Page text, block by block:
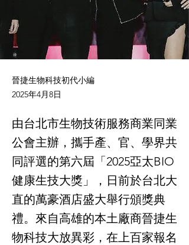
晉捷生物科技初代小編
2025年4月8日
由台北市生物技術服務商業同業
公會主辦，攜手產、官、學界共
同評選的第六屆「2025亞太BIO
健康生技大獎」，日前於台北大
直的萬豪酒店盛大舉行頒獎典
禮。來自高雄的本土廠商晉捷生
物科技大放異彩，在上百家報名